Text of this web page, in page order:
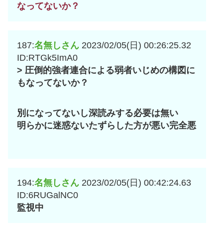
なってないか？
187:名無しさん 2023/02/05(日) 00:26:25.32
ID:RTGk5ImA0
> 圧倒的強者連合による弱者いじめの構図に
もなってないか？
別になってないし深読みする必要は無い
明らかに迷惑ないたずらした方が悪い完全悪
194:名無しさん 2023/02/05(日) 00:42:24.63
ID:6RUGalNC0
監視中